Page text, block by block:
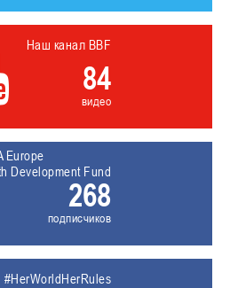
Наш канал BBF
84
видео
Europe
Development Fund
268
подписчиков
#HerWorldHerRules